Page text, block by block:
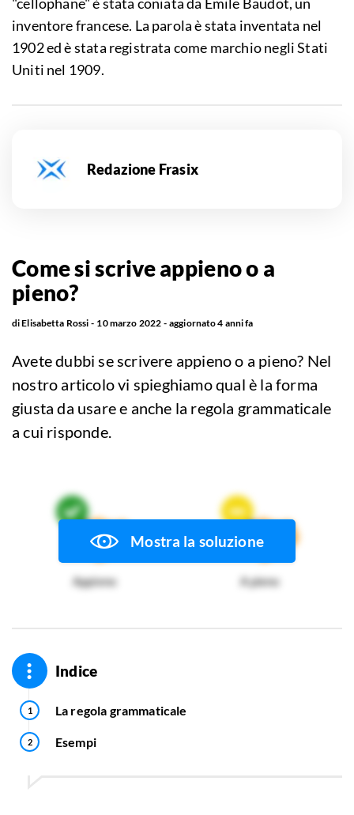
inventore francese. La parola è stata inventata nel
1902 ed è stata registrata come marchio negli Stati
Uniti nel 1909.
Redazione Frasix
Come si scrive appieno o a
pieno?
diElisabetta Rossi 10 marzo 2022 aggiornato4 anni fa
Avete dubbi se scrivere appieno o a pieno? Nel
nostro articolo vi spieghiamo qual è la forma
giusta da usare e anche la regola grammaticale
a cui risponde.
Mostra la soluzione
Appieno A pieno
Indice
La regola grammaticale
Esempi